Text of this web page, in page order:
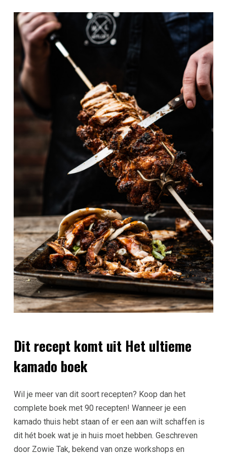
Dit recept komt uit Het ultieme
kamado boek
Wil je meer van dit soort recepten? Koop dan het
complete boek met 90 recepten! Wanneer je een
kamado thuis hebt staan of er een aan wilt schaffen is
dit hét boek wat je in huis moet hebben. Geschreven
door Zowie Tak, bekend van onze workshops en